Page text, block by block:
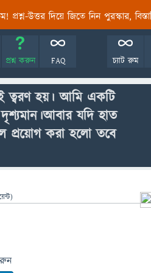
প্রশ্ন-উত্তর দিয়ে জিতে নিন পুরস্কার,
প্রশ্ন করুন FAQ চ্যাট রুম
ত্বরণ হয়। আমি একটি
দৃশ্যমান।আবার যদি হাত
প্রয়োগ করা হলো তবে